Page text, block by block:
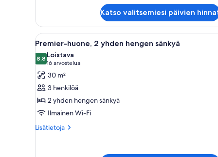
suuri
parisänky
Katso valitsemiesi päivien
Avaa
kaikki
huonetyypin
Premier-
huone,
2
yhden
hengen
sänkyä
Hotellihuone, jossa on kaksi
5
Premier-huone, 2 yhden hengen sänkyä
8,88,8 kautta 10
Loistava
16 arvostelua
(16
arvostelua)
30 m²
3 henkilöä
2 yhden hengen sänkyä
Ilmainen Wi-Fi
Lisätietoja
Lisätietoja